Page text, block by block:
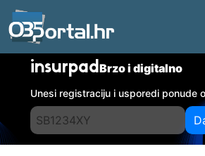
insurpadBrzo i digitalno
Unesi registraciju i usporedi ponude